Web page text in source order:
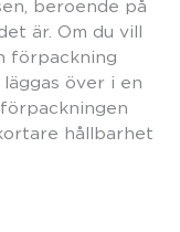
beroende på
är. Om du vill
förpackning
över i en
hållbarhet